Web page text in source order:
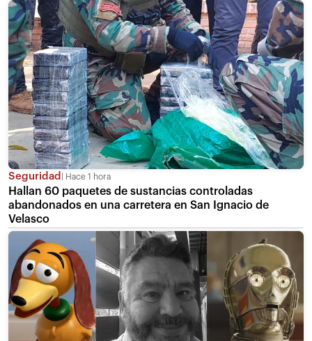
Seguridad Hace 1 hora
Hallan 60 paquetes de sustancias controladas
abandonados en una carretera en San Ignacio de
Velasco